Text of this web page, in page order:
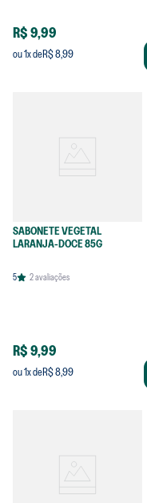
R$ 9,99
ou1x deR$ 8,99
SABONETE VEGETAL
LARANJA-DOCE 85G
5 2avaliações
R$ 9,99
ou1x deR$ 8,99